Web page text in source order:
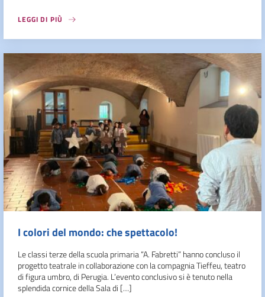
LEGGI DI PIÙ
I colori del mondo: che spettacolo!
Le classi terze della scuola primaria “A. Fabretti” hanno concluso il
progetto teatrale in collaborazione con la compagnia Tieffeu, teatro
di figura umbro, di Perugia. L’evento conclusivo si è tenuto nella
splendida cornice della Sala di […]